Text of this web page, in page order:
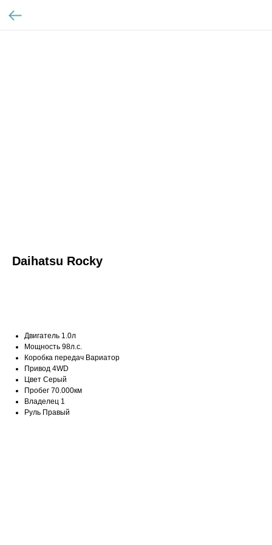
Daihatsu Rocky
Двигатель 1.0л
Мощность 98л.с.
Коробка передач Вариатор
Привод 4WD
Цвет Серый
Пробег 70.000км
Владелец 1
Руль Правый